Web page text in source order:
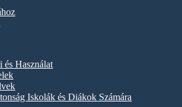
és Használat
Iskolák és Diákok Számára